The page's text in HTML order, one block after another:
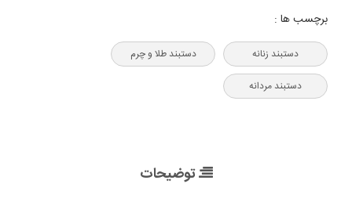
برچسب ها :
دستبند زنانه دستبند طلا و چرم
دستبند مردانه
توضیحات